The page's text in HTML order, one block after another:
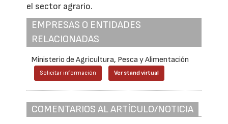
el sector agrario.
EMPRESAS O ENTIDADES
RELACIONADAS
Ministerio de Agricultura, Pesca y Alimentación
Solicitar información Ver stand virtual
COMENTARIOS AL ARTÍCULO/NOTICIA